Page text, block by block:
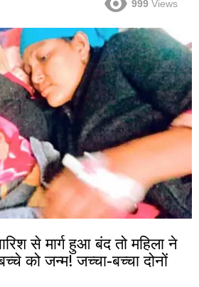
999 Views
से मार्ग हुआ बंद तो महिला ने
को जन्म! जच्चा-बच्चा दोनों